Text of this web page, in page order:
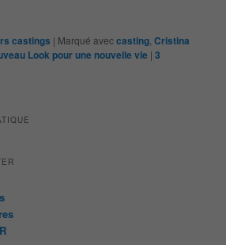
castings | Marqué aveccasting ,Cristina
Look pour une nouvelle vie |3